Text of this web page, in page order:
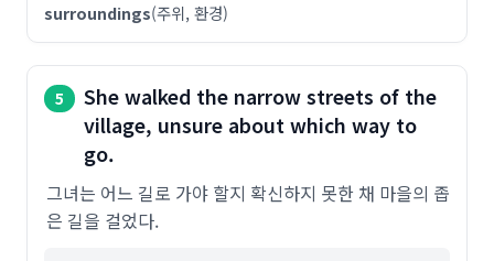
surroundings(주위, 환경)
5
She walked the narrow streets of the
village, unsure about which way to
go.
그녀는 어느 길로 가야 할지 확신하지 못한 채 마을의 좁
은 길을 걸었다.